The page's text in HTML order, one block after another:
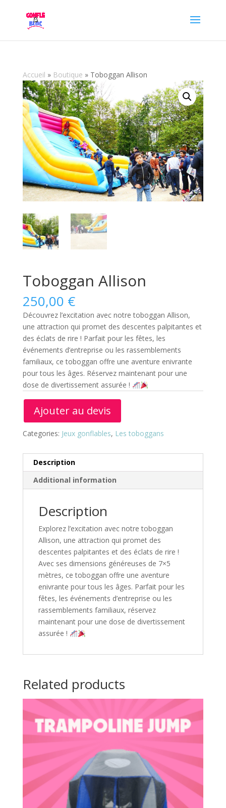
Accueil » Boutique » Toboggan Allison
Toboggan Allison
250,00 €
Découvrez l’excitation avec notre toboggan Allison,
une attraction qui promet des descentes palpitantes et
des éclats de rire ! Parfait pour les fêtes, les
événements d’entreprise ou les rassemblements
familiaux, ce toboggan offre une aventure enivrante
pour tous les âges. Réservez maintenant pour une
dose de divertissement assurée !
Ajouter au devis
Categories: Jeux gonflables, Les toboggans
Description
Additional information
Description
Explorez l’excitation avec notre toboggan
Allison, une attraction qui promet des
descentes palpitantes et des éclats de rire !
Avec ses dimensions généreuses de 7×5
mètres, ce toboggan offre une aventure
enivrante pour tous les âges. Parfait pour les
fêtes, les événements d’entreprise ou les
rassemblements familiaux, réservez
maintenant pour une dose de divertissement
assurée !
Related products